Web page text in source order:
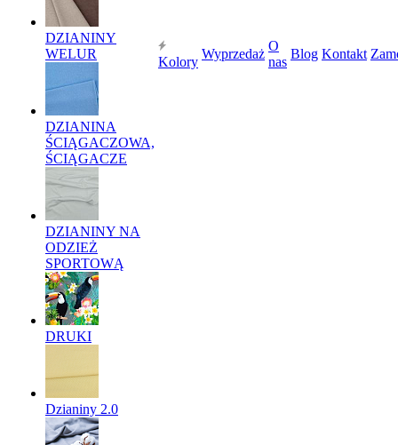
DZIANINY
WELUR
DZIANINA
ŚCIĄGACZOWA,
ŚCIĄGACZE
DZIANINY NA
ODZIEŻ
SPORTOWĄ
DRUKI
Dzianiny 2.0
Kolory
Wyprzedaż
O
nas
Blog Kontakt